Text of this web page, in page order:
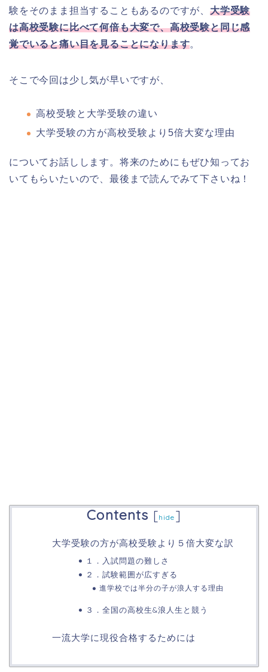
験をそのまま担当することもあるのですが、 大学受験
は高校受験に比べて何倍も大変で、高校受験と同じ感
覚でいると痛い目を見ることになります。
そこで今回は少し気が早いですが、
高校受験と大学受験の違い
大学受験の方が高校受験より5倍大変な理由
についてお話しします。将来のためにもぜひ知ってお
いてもらいたいので、最後まで読んでみて下さいね！
Contents [hide ]
大学受験の方が高校受験より５倍大変な訳
１．入試問題の難しさ
２．試験範囲が広すぎる
進学校では半分の子が浪人する理由
３．全国の高校生&浪人生と競う
一流大学に現役合格するためには